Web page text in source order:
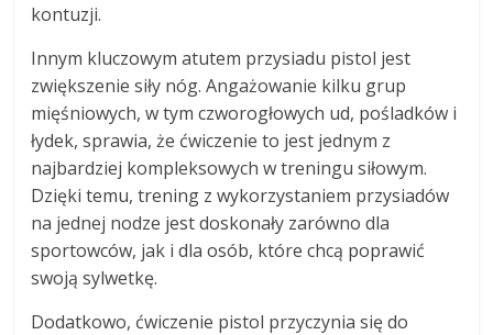
kontuzji.
Innym kluczowym atutem przysiadu pistol jest
zwiększenie siły nóg. Angażowanie kilku grup
mięśniowych, w tym czworogłowych ud, pośladków i
łydek, sprawia, że ćwiczenie to jest jednym z
najbardziej kompleksowych w treningu siłowym.
Dzięki temu, trening z wykorzystaniem przysiadów
na jednej nodze jest doskonały zarówno dla
sportowców, jak i dla osób, które chcą poprawić
swoją sylwetkę.
Dodatkowo, ćwiczenie pistol przyczynia się do